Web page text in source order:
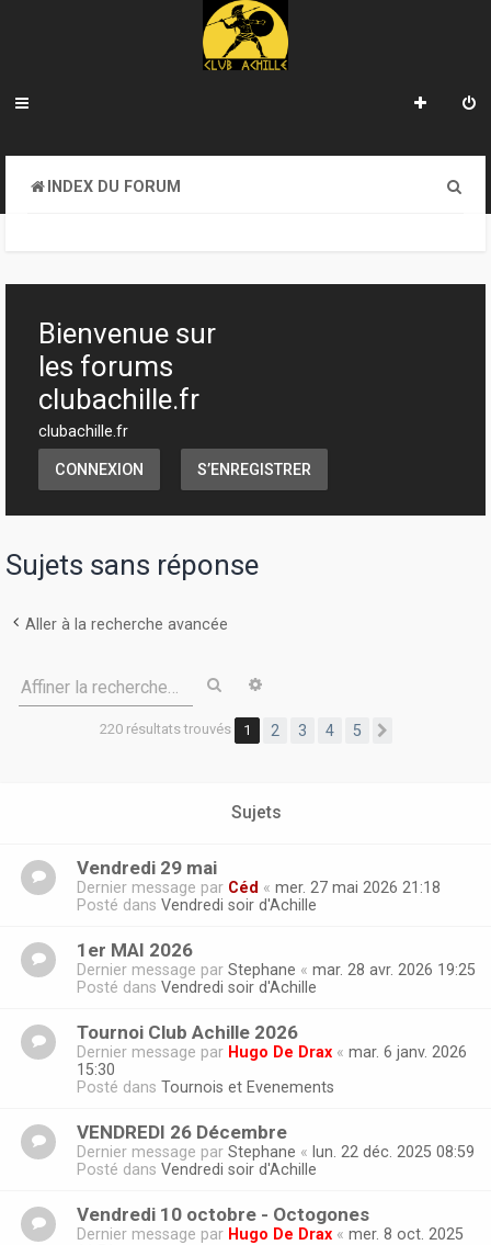
INDEX DU FORUM
h
Bienvenue sur
les forums
clubachille.fr
clubachille.fr
CONNEXION S’ENREGISTRER
Sujets sans réponse
Aller à la recherche avancée
Affiner la recherche… Rechercher
220 résultats trouvés 1 2 3 4 5
Sujets
Vendredi 29 mai
Dernier message par Céd « mer. 27 mai 2026 21:18
Posté dans Vendredi soir d'Achille
1er MAI 2026
Dernier message par Stephane « mar. 28 avr. 2026 19:25
Posté dans Vendredi soir d'Achille
Tournoi Club Achille 2026
Dernier message par Hugo De Drax « mar. 6 janv. 2026
15:30
Posté dans Tournois et Evenements
VENDREDI 26 Décembre
Dernier message par Stephane « lun. 22 déc. 2025 08:59
Posté dans Vendredi soir d'Achille
Vendredi 10 octobre - Octogones
Dernier message par Hugo De Drax « mer. 8 oct. 2025